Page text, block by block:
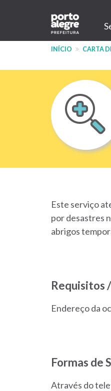
conteúdo
Main
INÍCIO CARTA
Este serviço
por desastres
abrigos
Requisitos
Endereço da
Formas de
Através do